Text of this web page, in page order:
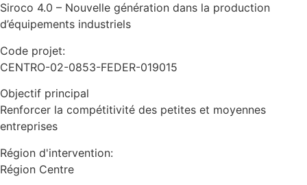
Siroco 4.0 – Nouvelle génération dans la production
d’équipements industriels
Code projet:
CENTRO-02-0853-FEDER-019015
Objectif principal
Renforcer la compétitivité des petites et moyennes
entreprises
Région d'intervention:
Région Centre